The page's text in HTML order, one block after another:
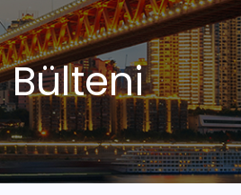
Bülteni